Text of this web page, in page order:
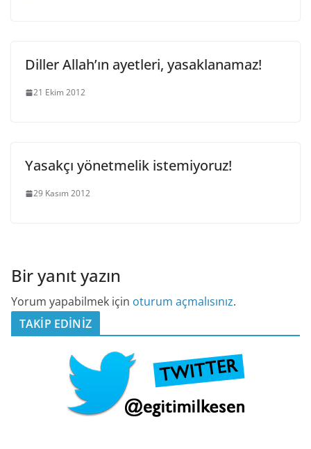
Diller Allah’ın ayetleri, yasaklanamaz!
21 Ekim 2012
Yasakçı yönetmelik istemiyoruz!
29 Kasım 2012
Bir yanıt yazın
Yorum yapabilmek için oturum açmalısınız.
TAKİP EDİNİZ